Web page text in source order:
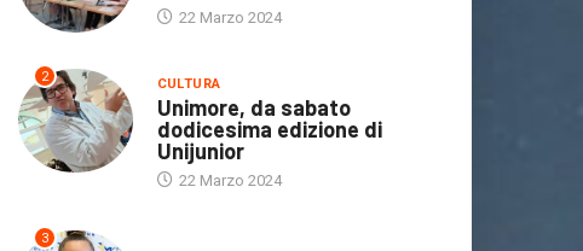
22 Marzo 2024
2 CULTURA
Unimore, da sabato
dodicesima edizione di
Unijunior
22 Marzo 2024
3